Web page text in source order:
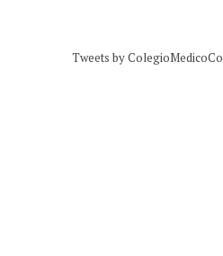
Tweets by ColegioMedicoCo